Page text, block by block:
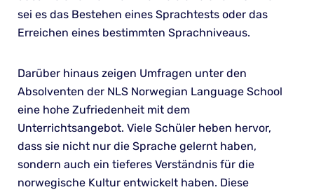
sei es das Bestehen eines Sprachtests oder das
Erreichen eines bestimmten Sprachniveaus.
Darüber hinaus zeigen Umfragen unter den
Absolventen der NLS Norwegian Language School
eine hohe Zufriedenheit mit dem
Unterrichtsangebot. Viele Schüler heben hervor,
dass sie nicht nur die Sprache gelernt haben,
sondern auch ein tieferes Verständnis für die
norwegische Kultur entwickelt haben. Diese